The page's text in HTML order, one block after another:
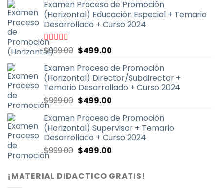
original
era:
$999.00.
actual
es:
$499.00.
Examen Proceso de Promoción
(Horizontal) Educación Especial + Temario
Desarrollado + Curso 2024
Valorado
con
5
$999.00 El
original
era:
$999.00.
$499.00El
actual
es:
$499.00.
Examen Proceso de Promoción
(Horizontal) Director/Subdirector +
Temario Desarrollado + Curso 2024
$999.00 El
original
era:
$999.00.
$499.00El
actual
es:
$499.00.
Examen Proceso de Promoción
(Horizontal) Supervisor + Temario
Desarrollado + Curso 2024
$999.00 El
original
era:
$499.00El
actual
es:
¡MATERIAL DIDACTICO GRATIS!